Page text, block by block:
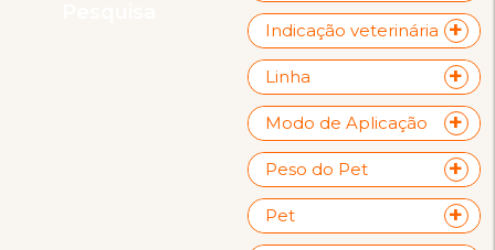
Indicação veterinária
Linha
Modo de Aplicação
Peso do Pet
Pet